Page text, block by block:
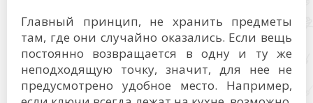
Главный принцип, не хранить предметы
там, где они случайно оказались. Если вещь
постоянно возвращается в одну и ту же
неподходящую точку, значит, для нее не
предусмотрено удобное место. Например,